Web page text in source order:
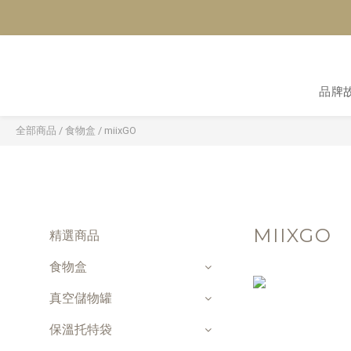
品牌
全部商品 / 食物盒 / miixGO
精選商品
食物盒
真空儲物罐
保溫托特袋
MIIXGO